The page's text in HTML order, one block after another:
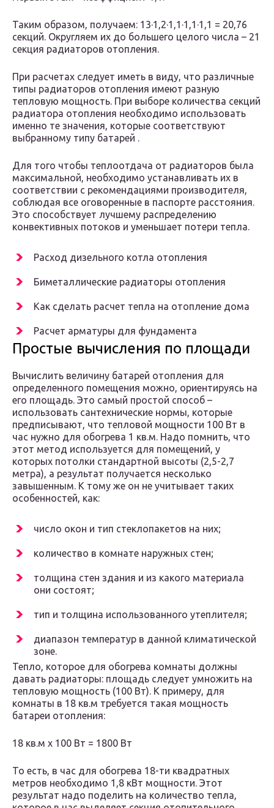
Таким образом, получаем: 13·1,2·1,1·1,1·1,1 = 20,76
секций. Округляем их до большего целого числа – 21
секция радиаторов отопления.
При расчетах следует иметь в виду, что различные
типы радиаторов отопления имеют разную
тепловую мощность. При выборе количества секций
радиатора отопления необходимо использовать
именно те значения, которые соответствуют
выбранному типу батарей .
Для того чтобы теплоотдача от радиаторов была
максимальной, необходимо устанавливать их в
соответствии с рекомендациями производителя,
соблюдая все оговоренные в паспорте расстояния.
Это способствует лучшему распределению
конвективных потоков и уменьшает потери тепла.
Расход дизельного котла отопления
Биметаллические радиаторы отопления
Как сделать расчет тепла на отопление дома
Расчет арматуры для фундамента
Простые вычисления по площади
Вычислить величину батарей отопления для
определенного помещения можно, ориентируясь на
его площадь. Это самый простой способ –
использовать сантехнические нормы, которые
предписывают, что тепловой мощности 100 Вт в
час нужно для обогрева 1 кв.м. Надо помнить, что
этот метод используется для помещений, у
которых потолки стандартной высоты (2,5-2,7
метра), а результат получается несколько
завышенным. К тому же он не учитывает таких
особенностей, как:
число окон и тип стеклопакетов на них;
количество в комнате наружных стен;
толщина стен здания и из какого материала
они состоят;
тип и толщина использованного утеплителя;
диапазон температур в данной климатической
зоне.
Тепло, которое для обогрева комнаты должны
давать радиаторы: площадь следует умножить на
тепловую мощность (100 Вт). К примеру, для
комнаты в 18 кв.м требуется такая мощность
батареи отопления:
18 кв.м х 100 Вт = 1800 Вт
То есть, в час для обогрева 18-ти квадратных
метров необходимо 1,8 кВт мощности. Этот
результат надо поделить на количество тепла,